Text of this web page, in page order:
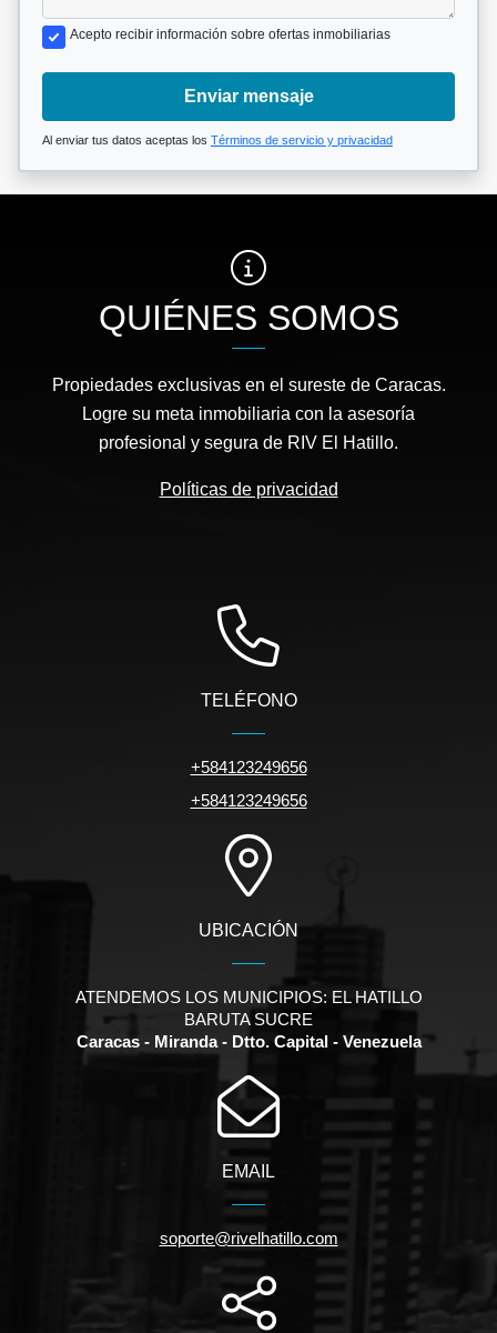
Acepto recibir información sobre ofertas inmobiliarias
Enviar mensaje
Al enviar tus datos aceptas los Términos de servicio y privacidad
QUIÉNES SOMOS
Propiedades exclusivas en el sureste de Caracas.
Logre su meta inmobiliaria con la asesoría
profesional y segura de RIV El Hatillo.
Políticas de privacidad
TELÉFONO
+584123249656
+584123249656
UBICACIÓN
ATENDEMOS LOS MUNICIPIOS: EL HATILLO
BARUTA SUCRE
Caracas - Miranda - Dtto. Capital - Venezuela
EMAIL
soporte@rivelhatillo.com